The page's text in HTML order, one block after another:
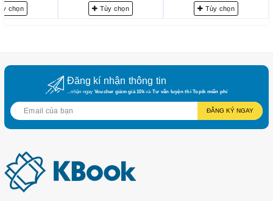
Đánh giá tổng quan
pháp học tập hiện đại hơn, tập trung vào việc sử dụng tiếng
Hàn trong các tình huống thực tế và phát triển kỹ năng giao
tiếp toàn diện. Việc tích hợp công nghệ và thiết kế thân thiện
서울대 한국어 플러스 1A
chọn Tùy chọn Tùy chọn
Đăng kí nhận thông tin
...nhận ngay Voucher giảm giá 10kvà Tư vấn luyện thi Topik miễn phí
ĐĂNG KÝ NGAY